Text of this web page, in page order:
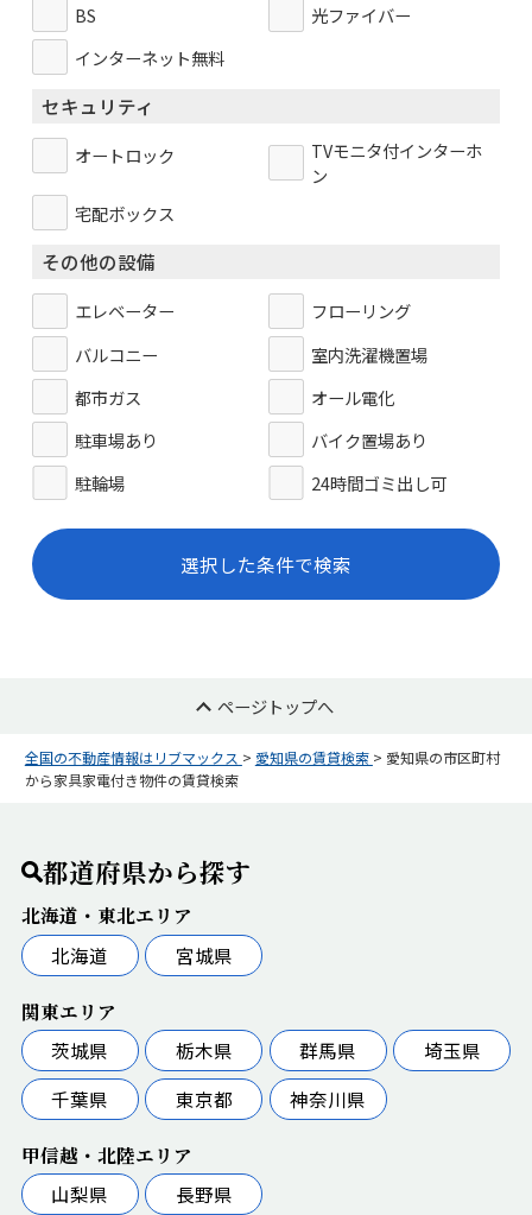
BS
光ファイバー
インターネット無料
セキュリティ
オートロック
TVモニタ付インターホ
ン
宅配ボックス
その他の設備
エレベーター
フローリング
バルコニー
室内洗濯機置場
都市ガス
オール電化
駐車場あり
バイク置場あり
駐輪場
24時間ゴミ出し可
選択した条件で検索
ページトップへ
全国の不動産情報はリブマックス > 愛知県の賃貸検索 > 愛知県の市区町村
から家具家電付き物件の賃貸検索
都道府県から探す
北海道・東北エリア
北海道
宮城県
関東エリア
茨城県
栃木県 群馬県
埼玉県
千葉県
東京都 神奈川県
甲信越・北陸エリア
山梨県
長野県